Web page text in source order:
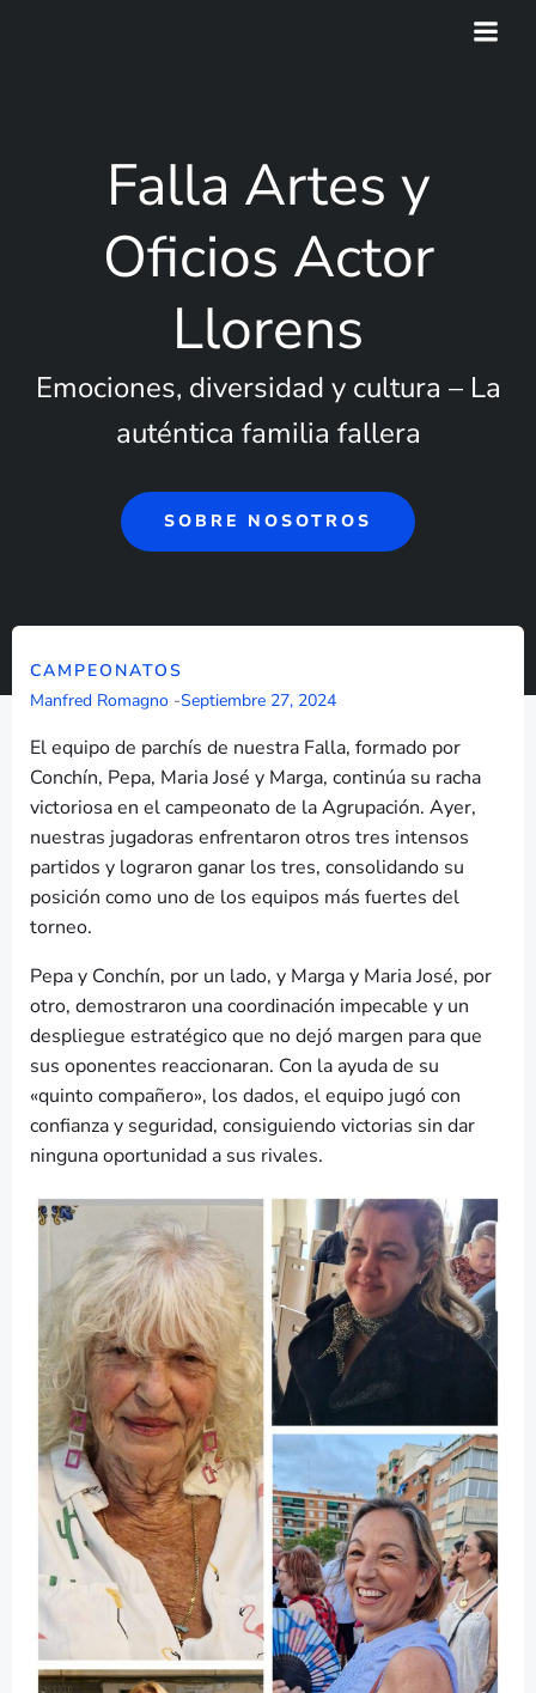
Falla Artes y
Oficios Actor
Llorens
Emociones, diversidad y cultura – La
auténtica familia fallera
SOBRE NOSOTROS
CAMPEONATOS
Manfred Romagno -Septiembre 27, 2024
El equipo de parchís de nuestra Falla, formado por
Conchín, Pepa, Maria José y Marga, continúa su racha
victoriosa en el campeonato de la Agrupación. Ayer,
nuestras jugadoras enfrentaron otros tres intensos
partidos y lograron ganar los tres, consolidando su
posición como uno de los equipos más fuertes del
torneo.
Pepa y Conchín, por un lado, y Marga y Maria José, por
otro, demostraron una coordinación impecable y un
despliegue estratégico que no dejó margen para que
sus oponentes reaccionaran. Con la ayuda de su
«quinto compañero», los dados, el equipo jugó con
confianza y seguridad, consiguiendo victorias sin dar
ninguna oportunidad a sus rivales.